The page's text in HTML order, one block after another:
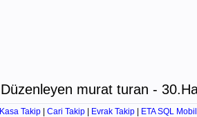
Düzenleyen murat turan -
Kasa Takip Cari Takip Evrak Takip ETA SQL Mobil